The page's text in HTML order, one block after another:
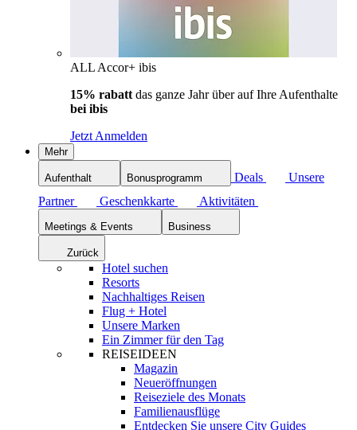
ALL Accor+ ibis
15% rabatt das ganze Jahr über auf Ihre Aufenthalte
bei ibis
Jetzt Anmelden
Mehr
Aufenthalt Bonusprogramm Deals
Unsere
Partner
Geschenkkarte Aktivitäten
Meetings & Events Business
Zurück
Hotel suchen
Resorts
Nachhaltiges Reisen
Flug + Hotel
Unsere Marken
Ein Zimmer für den Tag
REISEIDEEN
Magazin
Neueröffnungen
Reiseziele des Monats
Familienausflüge
Entdecken Sie unsere City Guides